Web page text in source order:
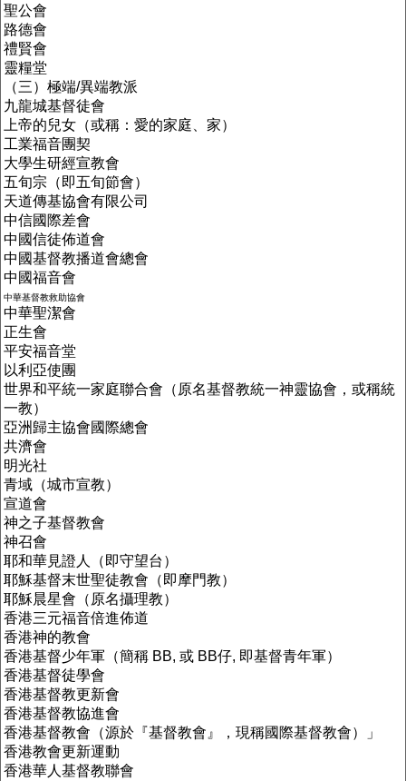
聖公會
路德會
禮賢會
靈糧堂
（三）極端/異端教派
九龍城基督徒會
上帝的兒女（或稱：愛的家庭、家）
工業福音團契
大學生研經宣教會
五旬宗（即五旬節會）
天道傳基協會有限公司
中信國際差會
中國信徒佈道會
中國基督教播道會總會
中國福音會
中華基督教救助協會
中華聖潔會
正生會
平安福音堂
以利亞使團
世界和平統一家庭聯合會（原名基督教統一神靈協會，或稱統
一教）
亞洲歸主協會國際總會
共濟會
明光社
青域（城市宣教）
宣道會
神之子基督教會
神召會
耶和華見證人（即守望台）
耶穌基督末世聖徒教會（即摩門教）
耶穌晨星會（原名攝理教）
香港三元福音倍進佈道
香港神的教會
香港基督少年軍（簡稱 BB, 或 BB仔, 即基督青年軍）
香港基督徒學會
香港基督教更新會
香港基督教協進會
香港基督教會（源於『基督教會』，現稱國際基督教會）」
香港教會更新運動
香港華人 基督教聯會